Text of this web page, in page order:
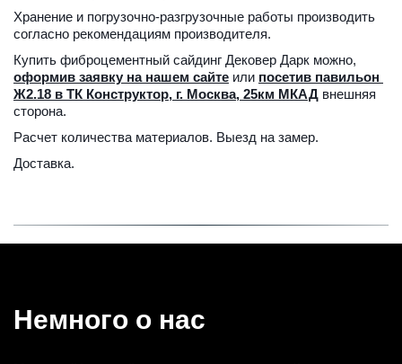
Хранение и погрузочно-разгрузочные работы производить
согласно рекомендациям производителя.
оформив заявку на нашем сайте или посетив павильон
Ж2.18 в ТК Конструктор, г. Москва, 25км МКАД внешняя
сторона.
Расчет количества материалов. Выезд на замер.
Доставка.
Немного о нас